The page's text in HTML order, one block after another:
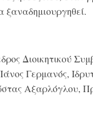
ξαναδημιουργηθεί.
Διοικητικού
Γερμανός,
Αξαρλόγλου,